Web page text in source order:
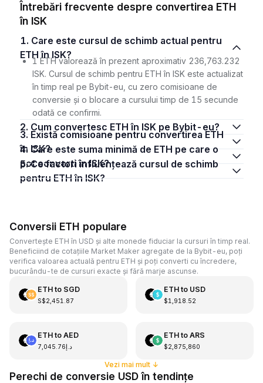
Întrebări frecvente despre convertirea ETH
în ISK
1. Care este cursul de schimb actual pentru
ETH în ISK?
1 ETH valorează în prezent aproximativ 236,763.232
ISK. Cursul de schimb pentru ETH în ISK este actualizat
în timp real pe Bybit-eu, cu zero comisioane de
conversie și o blocare a cursului timp de 15 secunde
odată ce confirmi.
2. Cum convertesc ETH în ISK pe Bybit-eu?
3. Există comisioane pentru convertirea ETH
în ISK?
4. Care este suma minimă de ETH pe care o
pot converti în ISK?
5. Ce factori influențează cursul de schimb
pentru ETH în ISK?
Conversii ETH populare
Convertește ETH în USD și alte monede fiduciar la cursuri în timp real.
Beneficiind de cotațiile Market Maker agregate de la Bybit-eu, poți
verifica valoarea actuală pentru ETH și poți converti cu încredere,
bucurându-te de cursuri exacte și fără marje ascunse.
ETHto SGD
S$2,451.87
ETHto USD
$1,918.52
ETHto AED
د.إ7,045.76
ETHto ARS
$2,875,860
Vezi mai mult↓
Perechi de conversie USD în tendințe